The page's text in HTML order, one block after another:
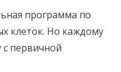
программа по
клеток. Но каждому
первичной